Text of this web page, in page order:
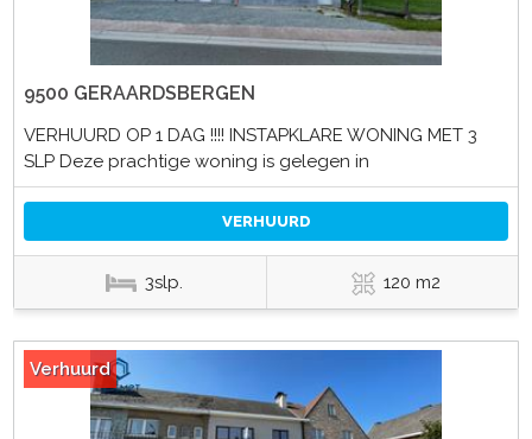
9500 GERAARDSBERGEN
VERHUURD OP 1 DAG !!!! INSTAPKLARE WONING MET 3
SLP Deze prachtige woning is gelegen in
VERHUURD
3slp. 120 m2
Verhuurd